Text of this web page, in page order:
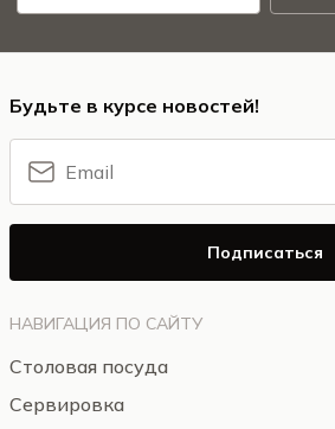
НАВИГАЦИЯ ПО САЙТУ
Столовая посуда
Сервировка
Будьте в курсе новостей!
Подписаться